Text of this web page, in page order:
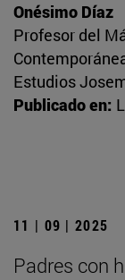
Onésimo Díaz
Profesor del
Estudios
Publicado en:
11 | 09 | 2025
Padres con